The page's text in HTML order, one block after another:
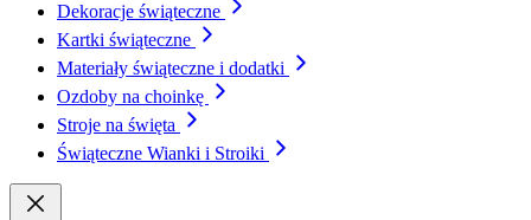
Dekoracje świąteczne
Kartki świąteczne
Materiały świąteczne i dodatki
Ozdoby na choinkę
Stroje na święta
Świąteczne Wianki i Stroiki